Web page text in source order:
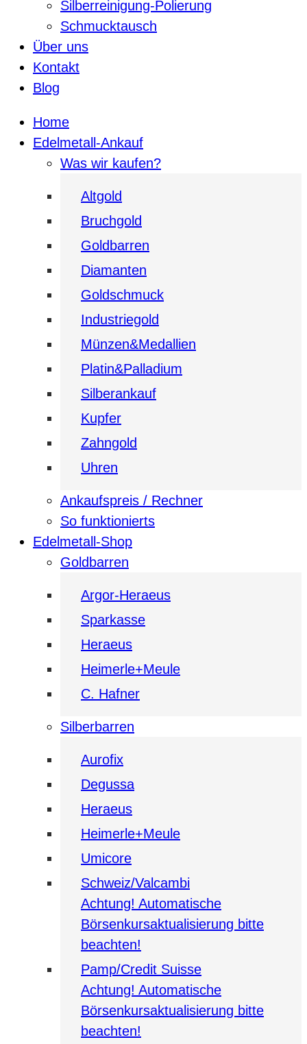
Silberreinigung-Polierung
Schmucktausch
Über uns
Kontakt
Blog
Home
Edelmetall-Ankauf
Was wir kaufen?
Altgold
Bruchgold
Goldbarren
Diamanten
Goldschmuck
Industriegold
Münzen&Medallien
Platin&Palladium
Silberankauf
Kupfer
Zahngold
Uhren
Ankaufspreis / Rechner
So funktionierts
Edelmetall-Shop
Goldbarren
Argor-Heraeus
Sparkasse
Heraeus
Heimerle+Meule
C. Hafner
Silberbarren
Aurofix
Degussa
Heraeus
Heimerle+Meule
Umicore
Schweiz/Valcambi
Achtung! Automatische
Börsenkursaktualisierung bitte
beachten!
Pamp/Credit Suisse
Achtung! Automatische
Börsenkursaktualisierung bitte
beachten!